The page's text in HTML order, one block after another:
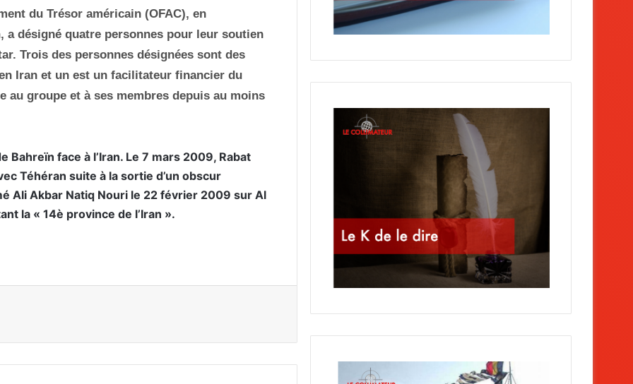
du Trésor américain (OFAC), en
a désigné quatre personnes pour leur soutien
Trois des personnes désignées sont des
Iran et un est un facilitateur financier du
au groupe et à ses membres depuis au moins
face à l’Iran. Le 7 mars 2009, Rabat
Téhéran suite à la sortie d’un obscur
Ali Akbar Natiq Nouri le 22 février 2009 sur Al
la « 14è province de l’Iran ».